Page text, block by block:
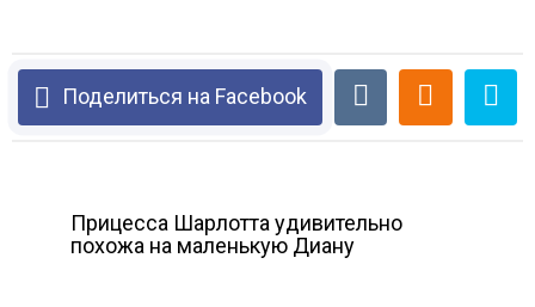
Поделиться на Facebook
Прицесса Шарлотта удивительно
похожа на маленькую Диану